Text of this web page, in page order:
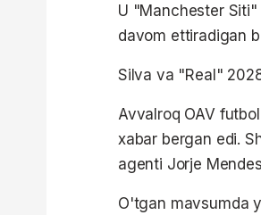
U "Manchester
davom ettiradigan
Silva va "Real"
Avvalroq OAV
xabar bergan edi.
agenti Jorje
O'tgan mavsumda